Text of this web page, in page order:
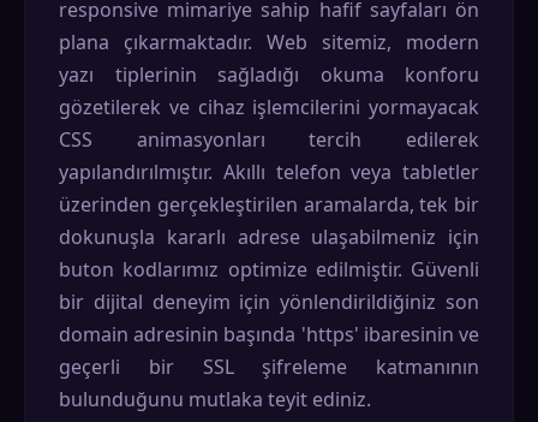
responsive mimariye sahip hafif sayfaları ön
plana çıkarmaktadır. Web sitemiz, modern
yazı tiplerinin sağladığı okuma konforu
gözetilerek ve cihaz işlemcilerini yormayacak
CSS animasyonları tercih edilerek
yapılandırılmıştır. Akıllı telefon veya tabletler
üzerinden gerçekleştirilen aramalarda, tek bir
dokunuşla kararlı adrese ulaşabilmeniz için
buton kodlarımız optimize edilmiştir. Güvenli
bir dijital deneyim için yönlendirildiğiniz son
domain adresinin başında 'https' ibaresinin ve
geçerli bir SSL şifreleme katmanının
bulunduğunu mutlaka teyit ediniz.